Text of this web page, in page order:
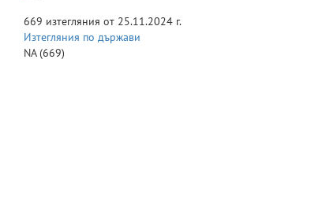
669 изтегляния от 25.11.2024 г.
Изтегляния по държави
NA(669)